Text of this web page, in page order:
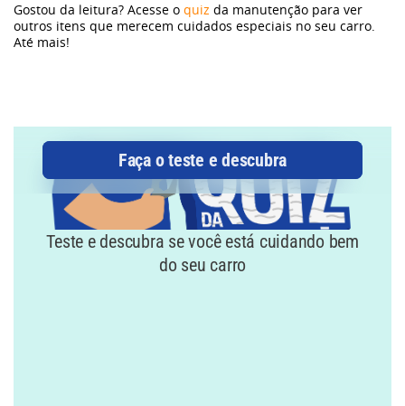
Gostou da leitura? Acesse o quiz da manutenção para ver
outros itens que merecem cuidados especiais no seu carro.
Até mais!